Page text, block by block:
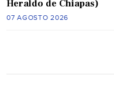
Heraldo de Chiapas)
07 AGOSTO 2026